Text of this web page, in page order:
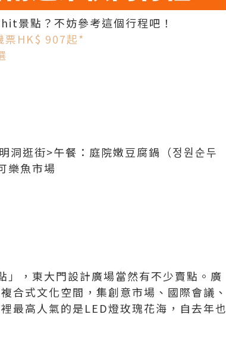
景點？不妨參考這個行程吧！
票HK$ 907起*
洞逛街>午餐：庭院嫩豆腐鍋（정원순두
樂魚市場
，東大門設計廣場當然有不少賣點。廣
合式文化空間，集創意市場、國際會議、
最高人氣的是LED燈玫瑰花海，自去年也